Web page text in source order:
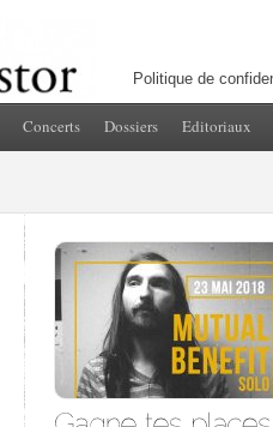
Politique de
Concerts Dossiers Editoriaux